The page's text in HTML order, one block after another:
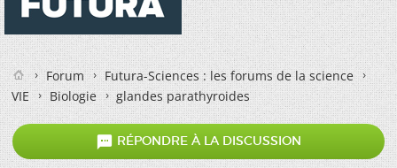
Forum
Futura-Sciences : les forums de la science
VIE
Biologie glandes parathyroides
 RÉPONDRE À LA DISCUSSION